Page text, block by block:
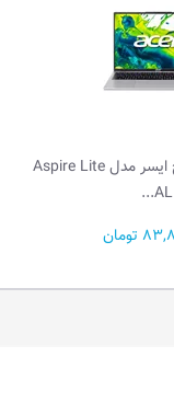
لپ تاپ گیمینگ 16.0 اینچ ایسر مدل
تومان